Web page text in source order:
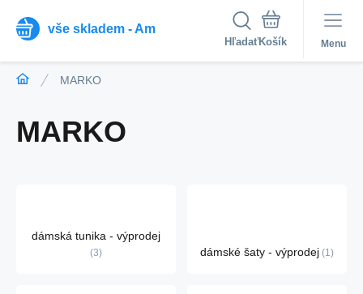
vše skladem - Am
Hľadať Menu
MARKO
MARKO
dámská tunika - výprodej
3 dámské šaty - výprodej 1